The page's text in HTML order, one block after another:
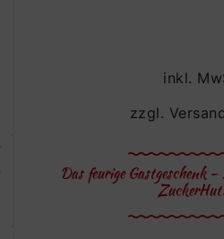
inkl.
zzgl.
Das feurige Gastgeschenk